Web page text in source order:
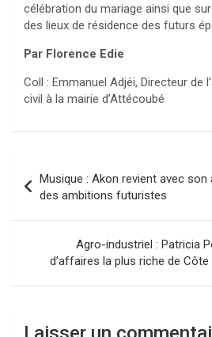
célébration du mariage ainsi que
des lieux de résidence des futurs
Par Florence Edie
Coll : Emmanuel Adjéi, Directeur de
civil à la mairie d’Attécoubé
de
l’article
Musique : Akon revient avec son
des ambitions futuristes
Agro-industriel : Patricia
d’affaires la plus riche de Côte